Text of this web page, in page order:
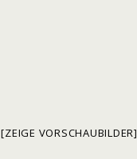
[ZEIGE VORSCHAUBILDER]